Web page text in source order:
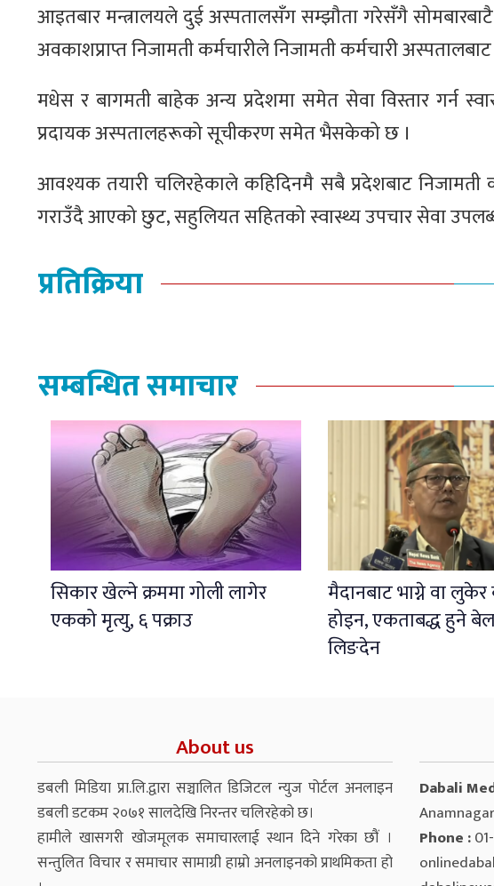
आइतबार मन्त्रालयले दुई अस्पतालसँग सम्झौता गरेसँगै सोमबारबाटै
अवकाशप्राप्त निजामती कर्मचारीले निजामती कर्मचारी
मधेस र बागमती बाहेक अन्य प्रदेशमा समेत सेवा विस्तार गर्न
प्रदायक अस्पतालहरूको सूचीकरण समेत भैसकेको छ ।
आवश्यक तयारी चलिरहेकाले कहिदिनमै सबै प्रदेशबाट निजामती
गराउँदै आएको छुट, सहुलियत सहितको स्वास्थ्य उपचार सेवा
प्रतिक्रिया
सम्बन्धित समाचार
सिकार खेल्ने क्रममा गोली लागेर
एकको मृत्यु, ६ पक्राउ
मैदानबाट भाग्ने वा
होइन, एकताबद्ध हुने
लिङदेन
About us
डबली मिडिया प्रा.लि.द्वारा सञ्चालित डिजिटल न्युज पोर्टल अनलाइन
डबली डटकम २०७१ सालदेखि निरन्तर चलिरहेको छ।
हामीले खासगरी खोजमूलक समाचारलाई स्थान दिने गरेका छौं ।
सन्तुलित विचार र समाचार सामाग्री हाम्रो अनलाइनको प्राथमिकता हो
Dabali
Phone :